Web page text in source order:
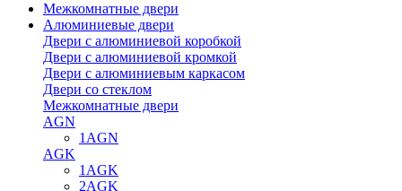
Межкомнатные двери
Алюминиевые двери
Двери с алюминиевой коробкой
Двери с алюминиевой кромкой
Двери с алюминиевым каркасом
Двери со стеклом
Межкомнатные двери
AGN
1AGN
AGK
1AGK
2AGK